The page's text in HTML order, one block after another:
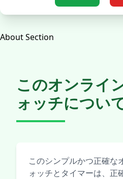
About Section
このオンライ
ォッチについ
このシンプルかつ正確な
ォッチとタイマーは、正